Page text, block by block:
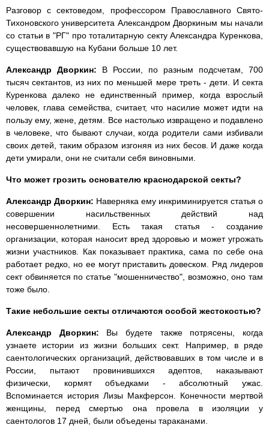
Разговор с сектоведом, профессором Православного Свято-
Тихоновского университета Александром Дворкиным мы начали
со статьи в "РГ" про тоталитарную секту Александра Куренкова,
существовавшую на Кубани больше 10 лет.
Александр Дворкин: В России, по разным подсчетам, 700
тысяч сектантов, из них по меньшей мере треть - дети. И секта
Куренкова далеко не единственный пример, когда взрослый
человек, глава семейства, считает, что насилие может идти на
пользу ему, жене, детям. Все настолько извращено и подавлено
в человеке, что бывают случаи, когда родители сами избивали
своих детей, таким образом изгоняя из них бесов. И даже когда
дети умирали, они не считали себя виновными.
Что может грозить основателю краснодарской секты?
Александр Дворкин: Наверняка ему инкриминируется статья о
совершении насильственных действий над
несовершеннолетними. Есть такая статья - создание
организации, которая наносит вред здоровью и может угрожать
жизни участников. Как показывает практика, сама по себе она
работает редко, но ее могут приставить довеском. Ряд лидеров
сект обвиняется по статье "мошенничество", возможно, оно там
тоже было.
Такие небольшие секты отличаются особой жестокостью?
Александр Дворкин: Вы будете также потрясены, когда
узнаете истории из жизни больших сект. Например, в ряде
саентологических организаций, действовавших в том числе и в
России, пытают провинившихся адептов, наказывают
физически, кормят объедками - абсолютный ужас.
Вспоминается история Лизы Макферсон. Конечности мертвой
женщины, перед смертью она провела в изоляции у
саентологов 17 дней, были объедены тараканами.